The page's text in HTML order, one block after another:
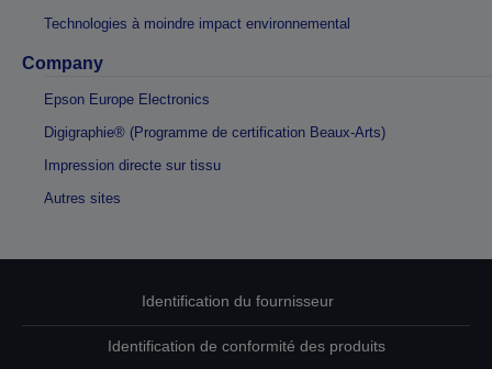
Technologies à moindre impact environnemental
Company
Epson Europe Electronics
Digigraphie® (Programme de certification Beaux-Arts)
Impression directe sur tissu
Autres sites
Identification du fournisseur
Identification de conformité des produits